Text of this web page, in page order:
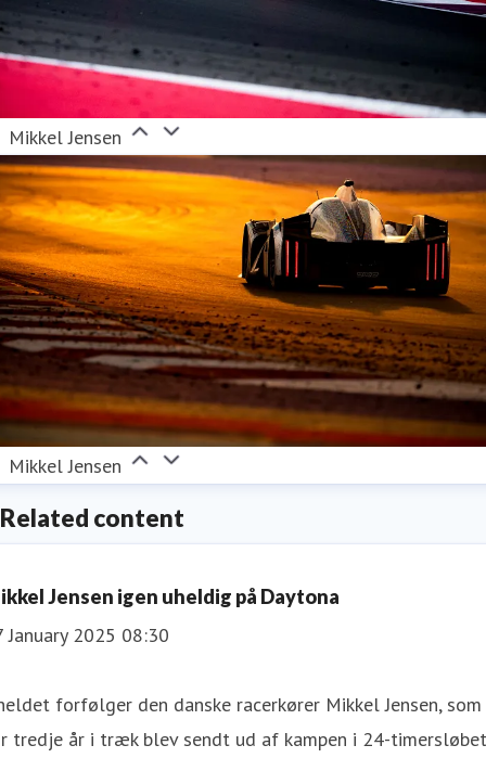
Mikkel Jensen
Mikkel Jensen
Related content
Jensen igen uheldig på Daytona
January 2025 08:30
forfølger den danske racerkører Mikkel Jensen, som
tredje år i træk blev sendt ud af kampen i 24-timersløbet